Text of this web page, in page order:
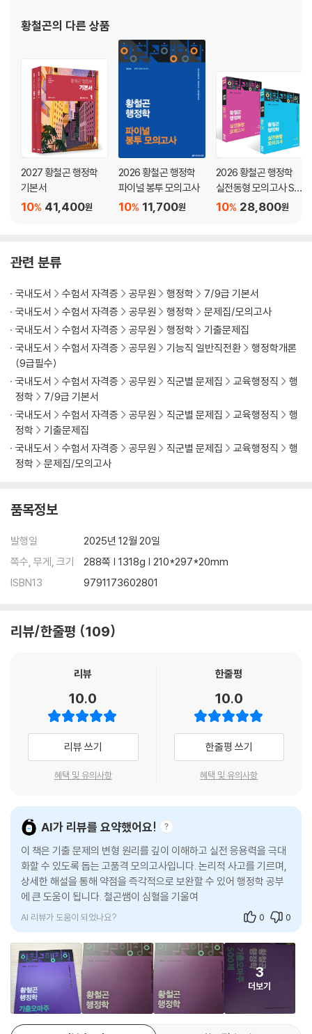
제16회 기출 변형 모의고사
전범위 진도별
제17회 기출 변형 모의고사
제18회 기출 변형 모의고사
제19회 기출 변형 모의고사
제20회 기출 변형 모의고사
해설편 : 책속의 책
황철곤의 다른 상품
2027 황철곤 행정학
기본서
41,400원
10%
2026 황철곤 행정학
파이널 봉투 모의고사
11,700원
10%
2026 황철곤 행정학
실전동형 모의고사 SE
ASON 1~2권 세트
28,800원
10%
관련 분류
국내도서 수험서 자격증 공무원 행정학
7/9급 기본서
국내도서
수험서 자격증 공무원 행정학
문제집/모의고사
국내도서
수험서 자격증 공무원 행정학
기출문제집
국내도서
수험서 자격증 공무원 기능직 일반직전환
행정학개론
(9급필수)
국내도서
수험서 자격증 공무원 직군별 문제집 교육행정직
행
정학
7/9급 기본서
국내도서
수험서 자격증 공무원 직군별 문제집 교육행정직
행
정학
기출문제집
국내도서
수험서 자격증 공무원 직군별 문제집 교육행정직
행
정학
문제집/모의고사
품목정보
발행일
2025년 12월 20일
쪽수, 무게, 크기
288쪽 | 1318g | 210*297*20mm
ISBN13
9791173602801
리뷰/한줄평 109
리뷰
10.0
리뷰 쓰기
혜택 및 유의사항
한줄평
10.0
한줄평 쓰기
혜택 및 유의사항
AI가 리뷰를 요약했어요!
이 책은 기출 문제의 변형 원리를 깊이 이해하고 실전 응용력을 극대
화할 수 있도록 돕는 고품격 모의고사입니다. 논리적 사고를 기르며,
상세한 해설을 통해 약점을 즉각적으로 보완할 수 있어 행정학 공부
에 큰 도움이 됩니다. 철곤쌤이 심혈을 기울여 작성한 문제들은 수험
생의 범위에 적합하며,
AI 리뷰가 도움이 되었나요? 0 0
3